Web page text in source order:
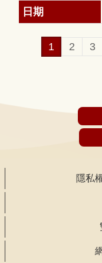
務
1 2 3
隱私